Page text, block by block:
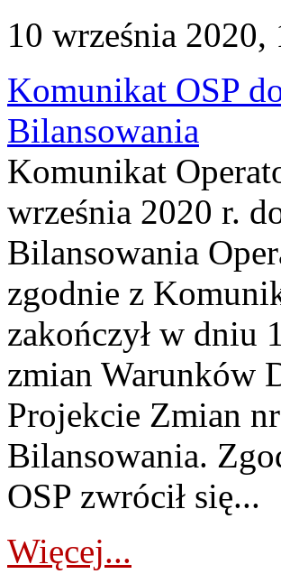
10 września 2020,
Komunikat OSP
Bilansowania
Komunikat
września 2020 r.
Bilansowania
zgodnie z
zakończył w dniu
zmian Warunków
Projekcie Zmian
Bilansowania.
OSP zwrócił się...
Więcej...